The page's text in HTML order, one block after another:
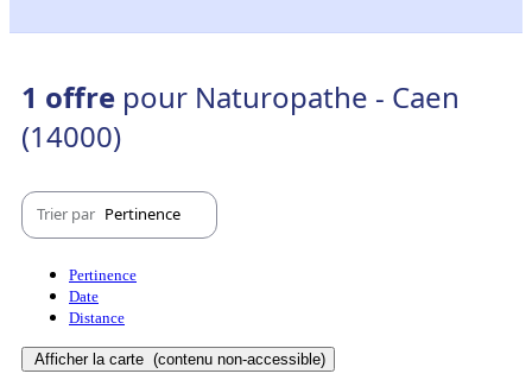
1 offre pour Naturopathe - Caen
(14000)
Trier par Pertinence
Pertinence
Date
Distance
Afficher la carte (contenu non-accessible)